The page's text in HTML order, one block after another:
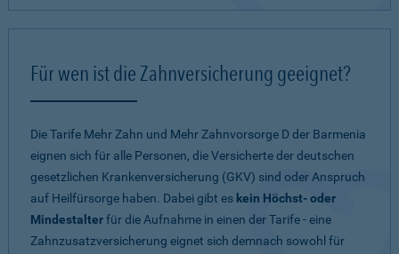
Für wen ist die Zahnversicherung geeignet?
Die Tarife Mehr Zahn und Mehr Zahnvorsorge D der Barmenia
eignen sich für alle Personen, die Versicherte der deutschen
gesetzlichen Krankenversicherung (GKV) sind oder Anspruch
auf Heilfürsorge haben. Dabei gibt es kein Höchst- oder
Mindestalterfür die Aufnahme in einen der Tarife - eine
Zahnzusatzversicherung eignet sich demnach sowohl für